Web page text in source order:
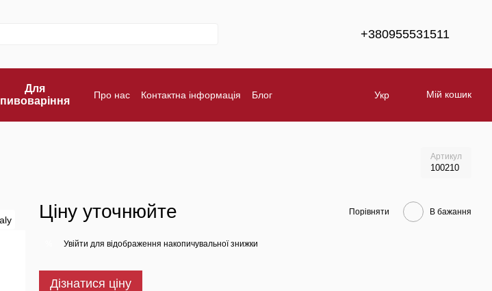
+380955531511
Для
пивоваріння
Про нас Контактна інформація
Блог
Укр Мій кошик
Артикул
100210
Ціну уточнюйте Порівняти В бажання
Увійти для відображення накопичувальної знижки
Дізнатися ціну